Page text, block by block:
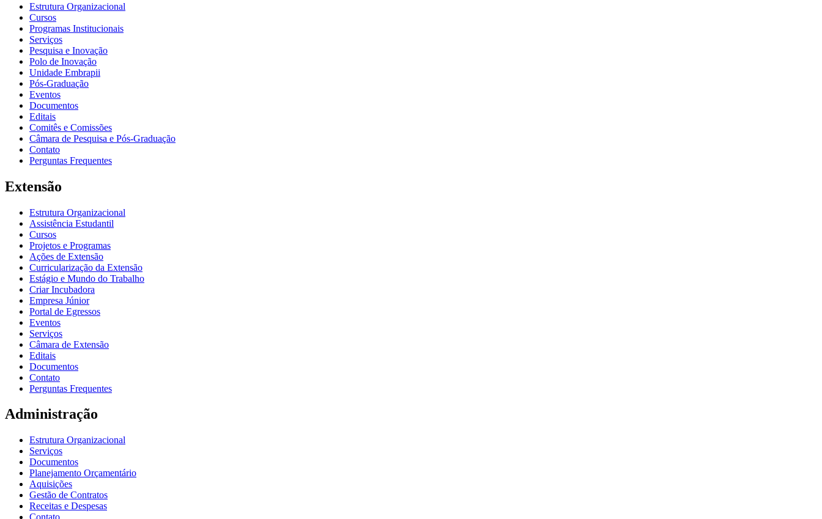
Estrutura Organizacional
Cursos
Programas Institucionais
Serviços
Pesquisa e Inovação
Polo de Inovação
Unidade Embrapii
Pós-Graduação
Eventos
Documentos
Editais
Comitês e Comissões
Câmara de Pesquisa e Pós-Graduação
Contato
Perguntas Frequentes
Extensão
Estrutura Organizacional
Assistência Estudantil
Cursos
Projetos e Programas
Ações de Extensão
Curricularização da Extensão
Estágio e Mundo do Trabalho
Criar Incubadora
Empresa Júnior
Portal de Egressos
Eventos
Serviços
Câmara de Extensão
Editais
Documentos
Contato
Perguntas Frequentes
Administração
Estrutura Organizacional
Serviços
Documentos
Planejamento Orçamentário
Aquisições
Gestão de Contratos
Receitas e Despesas